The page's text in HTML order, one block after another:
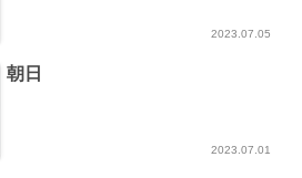
2023.07.05
朝日
2023.07.01